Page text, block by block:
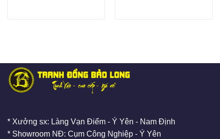
* Xưởng sx: Làng Vạn Điểm - Ý Yên - Nam Định
* Showroom NĐ: Cụm Công Nghiệp - Ý Yên